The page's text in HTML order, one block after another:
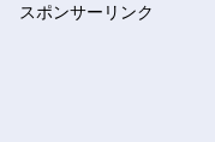
スポンサーリンク